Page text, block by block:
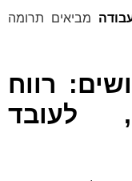
מביאים תרומה
רווח
לעובד